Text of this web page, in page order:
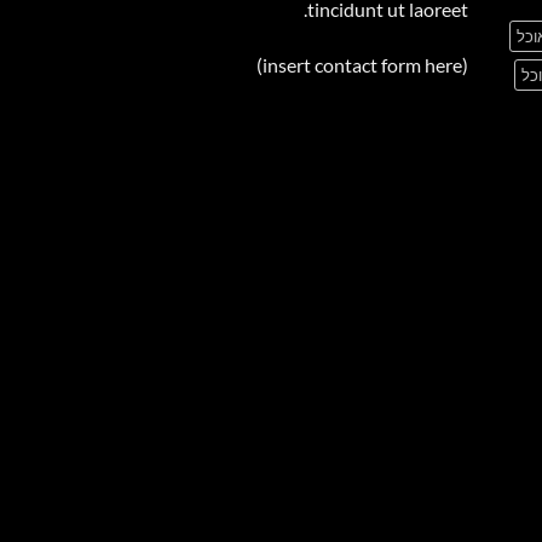
tincidunt ut laoreet.
(insert contact form here)